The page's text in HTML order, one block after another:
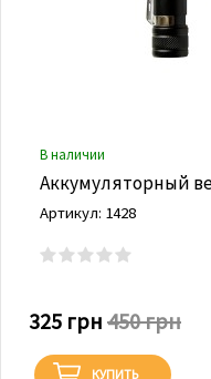
В наличии
Аккумуляторный
Артикул: 1428
325 грн 450 грн
КУПИТЬ